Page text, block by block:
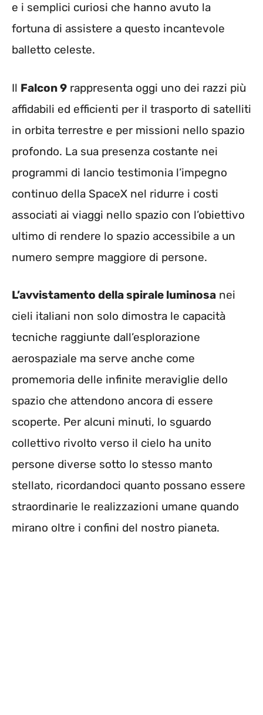
e i semplici curiosi che hanno avuto la
fortuna di assistere a questo incantevole
balletto celeste.
Il Falcon 9 rappresenta oggi uno dei razzi più
affidabili ed efficienti per il trasporto di satelliti
in orbita terrestre e per missioni nello spazio
profondo. La sua presenza costante nei
programmi di lancio testimonia l’impegno
continuo della SpaceX nel ridurre i costi
associati ai viaggi nello spazio con l’obiettivo
ultimo di rendere lo spazio accessibile a un
numero sempre maggiore di persone.
L’avvistamento della spirale luminosa nei
cieli italiani non solo dimostra le capacità
tecniche raggiunte dall’esplorazione
aerospaziale ma serve anche come
promemoria delle infinite meraviglie dello
spazio che attendono ancora di essere
scoperte. Per alcuni minuti, lo sguardo
collettivo rivolto verso il cielo ha unito
persone diverse sotto lo stesso manto
stellato, ricordandoci quanto possano essere
straordinarie le realizzazioni umane quando
mirano oltre i confini del nostro pianeta.